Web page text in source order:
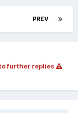
PREV
This topic is now closed to further replies.